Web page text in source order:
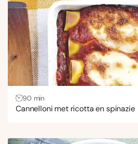
90 min
Cannelloni met ricotta en spinazie